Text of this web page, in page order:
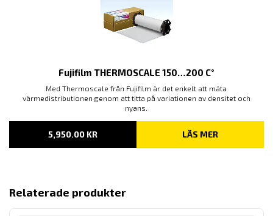
Fujifilm THERMOSCALE 150…200 C°
Med Thermoscale från Fujifilm är det enkelt att mäta
värmedistributionen genom att titta på variationen av densitet och
nyans.
5,950.00 KR LÄS MER
Relaterade produkter